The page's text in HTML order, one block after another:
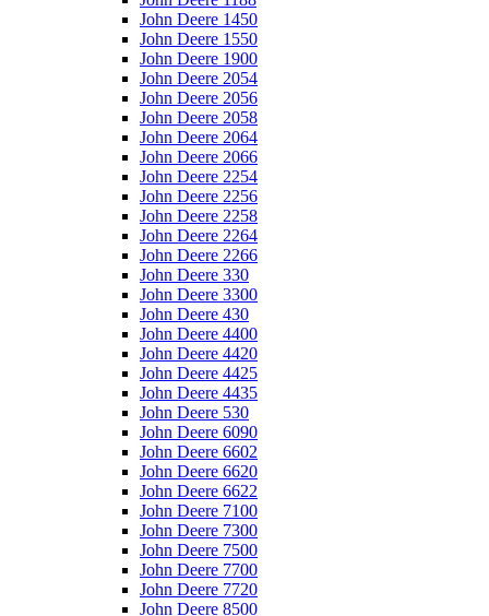
John Deere 1450
John Deere 1550
John Deere 1900
John Deere 2054
John Deere 2056
John Deere 2058
John Deere 2064
John Deere 2066
John Deere 2254
John Deere 2256
John Deere 2258
John Deere 2264
John Deere 2266
John Deere 330
John Deere 3300
John Deere 430
John Deere 4400
John Deere 4420
John Deere 4425
John Deere 4435
John Deere 530
John Deere 6090
John Deere 6602
John Deere 6620
John Deere 6622
John Deere 7100
John Deere 7300
John Deere 7500
John Deere 7700
John Deere 7720
John Deere 8500